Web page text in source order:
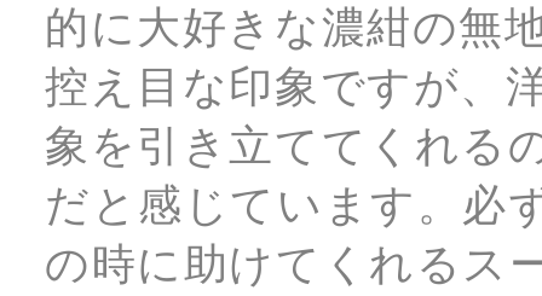
的に大好きな濃紺の無
控え目な印象ですが、
象を引き立ててくれる
だと感じています。必
の時に助けてくれるス